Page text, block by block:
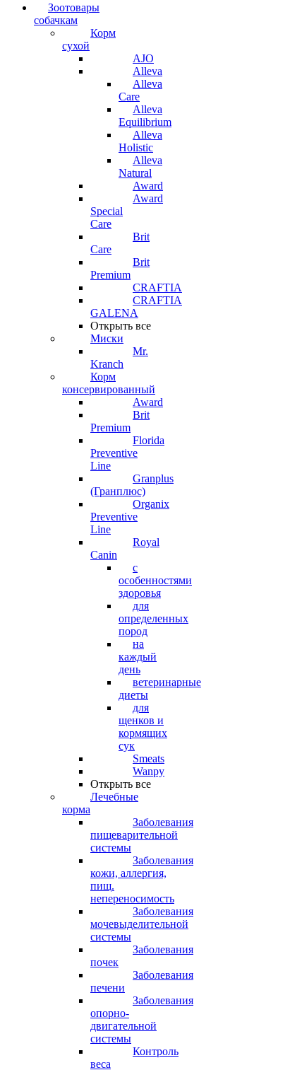
Зоотовары
собачкам
Корм
сухой
AJO
Alleva
Alleva
Care
Alleva
Equilibrium
Alleva
Holistic
Alleva
Natural
Award
Award
Special
Care
Brit
Care
Brit
Premium
CRAFTIA
CRAFTIA
GALENA
Открыть все
Миски
Mr.
Kranch
Корм
консервированный
Award
Brit
Premium
Florida
Preventive
Line
Granplus
(Гранплюс)
Organix
Preventive
Line
Royal
Canin
с
особенностями
здоровья
для
определенных
пород
на
каждый
день
ветеринарные
диеты
для
щенков и
кормящих
сук
Smeats
Wanpy
Открыть все
Лечебные
корма
Заболевания
пищеварительной
системы
Заболевания
кожи, аллергия,
пищ.
непереносимость
Заболевания
мочевыделительной
системы
Заболевания
почек
Заболевания
печени
Заболевания
опорно-
двигательной
системы
Контроль
веса